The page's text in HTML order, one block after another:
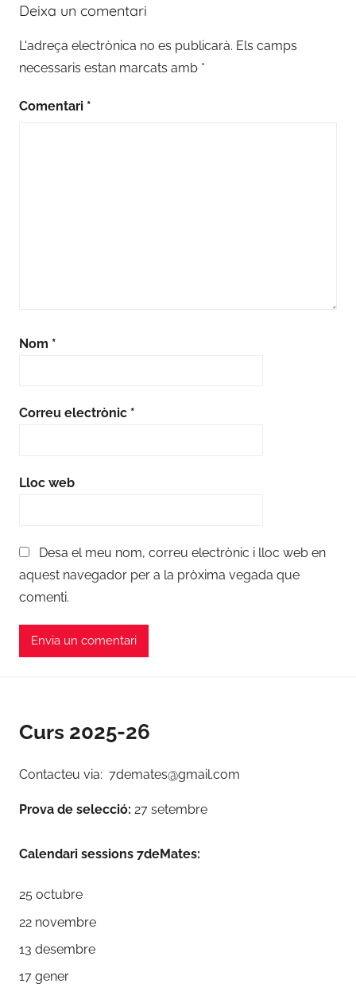
Deixa un comentari
L'adreça electrònica no es publicarà. Els camps
necessaris estan marcats amb *
Comentari *
Nom *
Correu electrònic *
Lloc web
Desa el meu nom, correu electrònic i lloc web en
aquest navegador per a la pròxima vegada que
comenti.
Curs 2025-26
Contacteu via: 7demates@gmail.com
Prova de selecció: 27 setembre
Calendari sessions 7deMates:
25 octubre
22 novembre
13 desembre
17 gener